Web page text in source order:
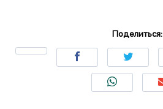
Поделиться: